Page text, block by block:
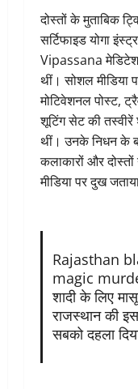
दोस्तों के मुताबिक
सर्टिफाइड योगा
Vipassana
थीं। सोशल मीडिया
मोटिवेशनल पोस्ट,
शूटिंग सेट की
थीं। उनके निधन के
कलाकारों और
मीडिया पर दुख
Rajasthan
magic
शादी के लिए
राजस्थान की
सबको दहला